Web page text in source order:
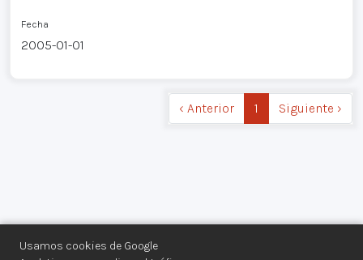
Usamos cookies de Google
Fecha
2005-01-01
‹ Anterior 1 Siguiente ›